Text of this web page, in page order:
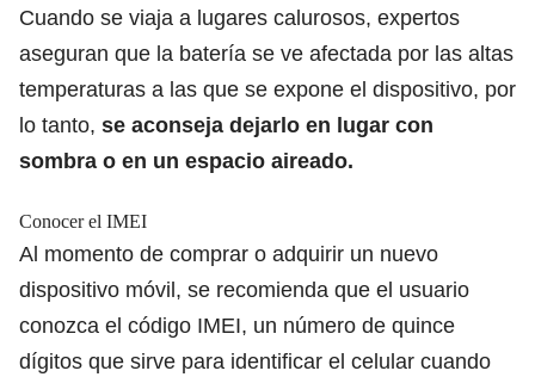
Cuando se viaja a lugares calurosos, expertos
aseguran que la batería se ve afectada por las altas
temperaturas a las que se expone el dispositivo, por
lo tanto, se aconseja dejarlo en lugar con
sombra o en un espacio aireado.
Conocer el IMEI
Al momento de comprar o adquirir un nuevo
dispositivo móvil, se recomienda que el usuario
conozca el código IMEI, un número de quince
dígitos que sirve para identificar el celular cuando